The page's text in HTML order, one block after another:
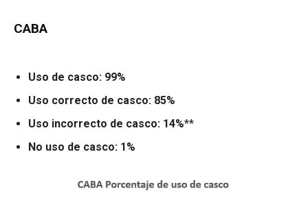
CABA
Uso de casco: 99%
Uso correcto de casco: 85%
Uso incorrecto de casco: 14%**
No uso de casco: 1%